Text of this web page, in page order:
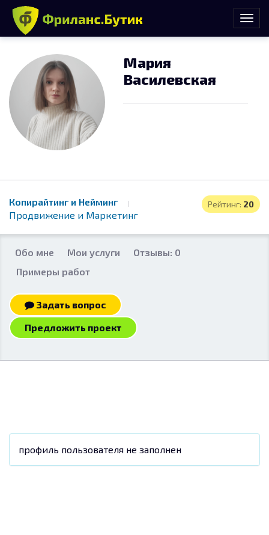
Мария
Василевская
Рейтинг: 20
Копирайтинг и Нейминг
Продвижение и Маркетинг
Обо мне Мои услуги
Отзывы: 0
Примеры работ
Задать вопрос
Предложить проект
профиль пользователя не заполнен